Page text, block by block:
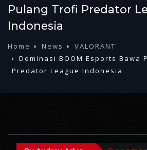
Pulang Trofi Predator
Indonesia
Home News
VALORANT
Dominasi BOOM Esports Bawa
Predator League Indonesia